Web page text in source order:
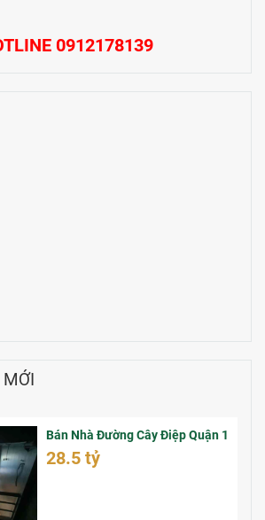
0912178139
Bán Nhà Đường Cây Điệp Quận 1
28.5 tỷ